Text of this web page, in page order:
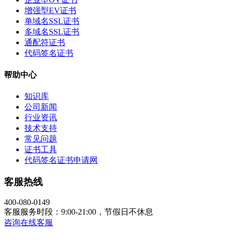
增强型EV证书
单域名SSL证书
多域名SSL证书
通配符证书
代码签名证书
帮助中心
知识库
公司新闻
行业资讯
技术支持
常见问题
证书工具
代码签名证书申请网
客服热线
400-080-0149
客服服务时段：9:00-21:00，节假日不休息
咨询在线客服